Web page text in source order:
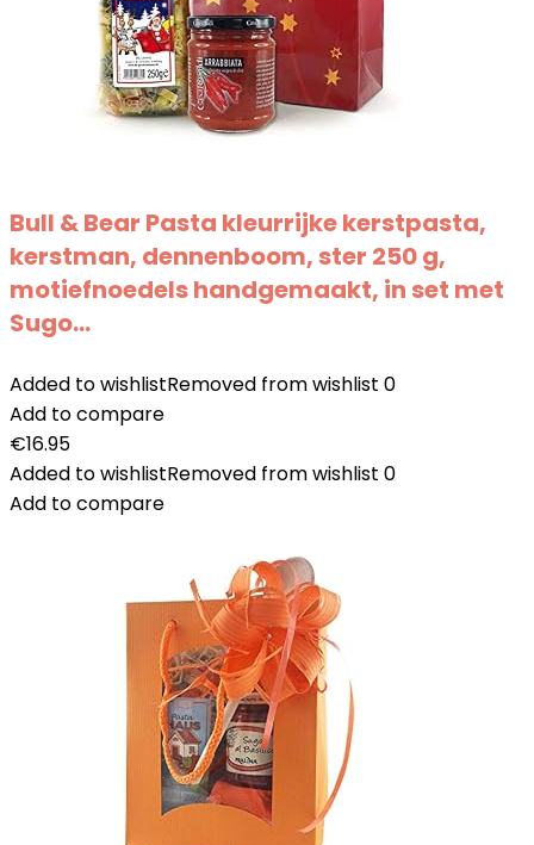
Bull & Bear Pasta kleurrijke kerstpasta,
kerstman, dennenboom, ster 250 g,
motiefnoedels handgemaakt, in set met
Sugo…
Added to wishlistRemoved from wishlist 0
Add to compare
€16.95
Added to wishlistRemoved from wishlist 0
Add to compare